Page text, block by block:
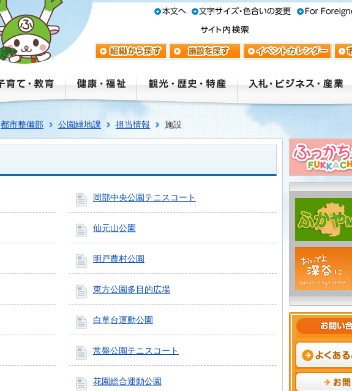
都市整備部 公園緑地課 担当情報 施設
岡部中央公園テニスコート
仙元山公園
明戸農村公園
東方公園多目的広場
白草台運動公園
常盤公園テニスコート
花園総合運動公園